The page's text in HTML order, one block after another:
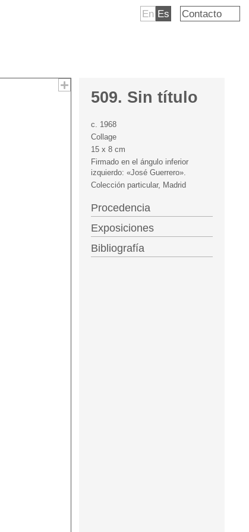
En Es Contacto
509. Sin título
c. 1968
Collage
15 x 8 cm
Firmado en el ángulo inferior
izquierdo: «José Guerrero».
Colección particular, Madrid
Procedencia
Exposiciones
Bibliografía